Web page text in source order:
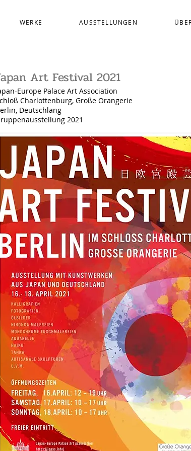
WERKE AUSSTELLUNGEN
Art Festival 2021
Europe Palace Art Association
Charlottenburg, Große Orangerie
Deutschlang
2021